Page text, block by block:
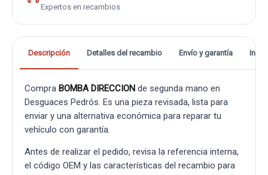
Expertos en recambios
Descripción Detalles del recambio Envío y garantía
Compra BOMBA DIRECCION de segunda mano en
Desguaces Pedrós. Es una pieza revisada, lista para
enviar y una alternativa económica para reparar tu
vehículo con garantía.
Antes de realizar el pedido, revisa la referencia interna,
el código OEM y las características del recambio para